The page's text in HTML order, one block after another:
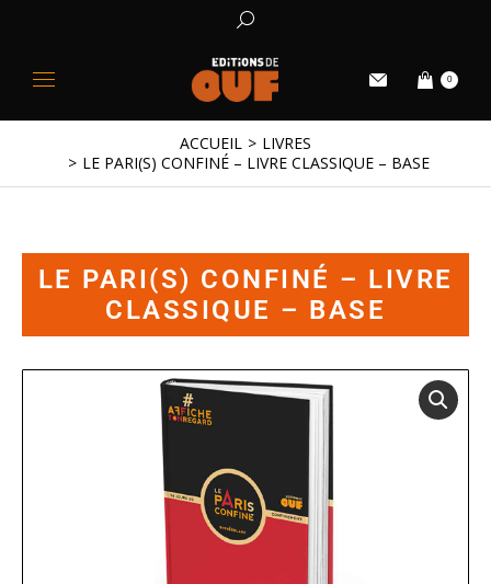
0
ACCUEIL
LIVRES
LE PARI(S) CONFINÉ – LIVRE CLASSIQUE – BASE
LE PARI(S) CONFINÉ – LIVRE
CLASSIQUE – BASE